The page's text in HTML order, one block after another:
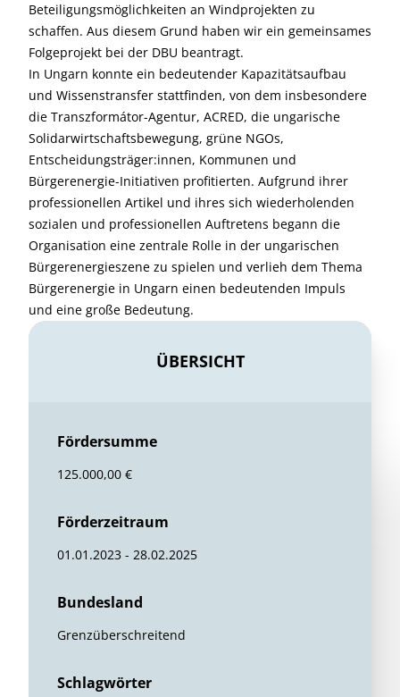
Beteiligungsmöglichkeiten an Windprojekten zu
schaffen. Aus diesem Grund haben wir ein gemeinsames
Folgeprojekt bei der DBU beantragt.
In Ungarn konnte ein bedeutender Kapazitätsaufbau
und Wissenstransfer stattfinden, von dem insbesondere
die Transzformátor-Agentur, ACRED, die ungarische
Solidarwirtschaftsbewegung, grüne NGOs,
Entscheidungsträger:innen, Kommunen und
Bürgerenergie-Initiativen profitierten. Aufgrund ihrer
professionellen Artikel und ihres sich wiederholenden
sozialen und professionellen Auftretens begann die
Organisation eine zentrale Rolle in der ungarischen
Bürgerenergieszene zu spielen und verlieh dem Thema
Bürgerenergie in Ungarn einen bedeutenden Impuls
und eine große Bedeutung.
ÜBERSICHT
Fördersumme
125.000,00 €
Förderzeitraum
01.01.2023 - 28.02.2025
Bundesland
Grenzüberschreitend
Schlagwörter